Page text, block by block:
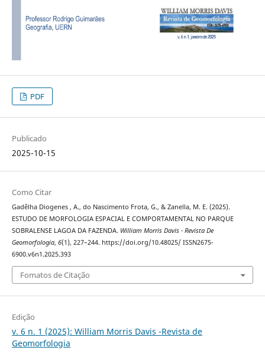
PDF
Publicado
2025-10-15
Como Citar
Gadêlha Diogenes , A., do Nascimento Frota, G., & Zanella, M. E. (2025).
ESTUDO DE MORFOLOGIA ESPACIAL E COMPORTAMENTAL NO PARQUE
SOBRALENSE LAGOA DA FAZENDA. William Morris Davis - Revista De
Geomorfologia, 6(1), 227–244. https://doi.org/10.48025/ ISSN2675-
6900.v6n1.2025.393
Fomatos de Citação
Edição
v. 6 n. 1 (2025): William Morris Davis -Revista de
Geomorfologia